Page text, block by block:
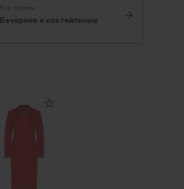
Все товары
Вечерние и коктейльные